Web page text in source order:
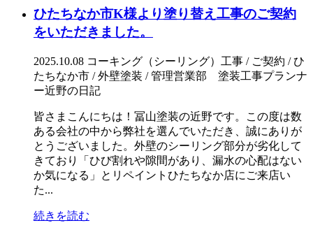
ひたちなか市K様より塗り替え工事のご契約
をいただきました。
2025.10.08 コーキング（シーリング）工事 / ご契約 / ひ
たちなか市 / 外壁塗装 / 管理営業部 塗装工事プランナ
ー近野の日記
皆さまこんにちは！冨山塗装の近野です。この度は数
ある会社の中から弊社を選んでいただき、誠にありが
とうございました。外壁のシーリング部分が劣化して
きており「ひび割れや隙間があり、漏水の心配はない
か気になる」とリペイントひたちなか店にご来店い
た...
続きを読む